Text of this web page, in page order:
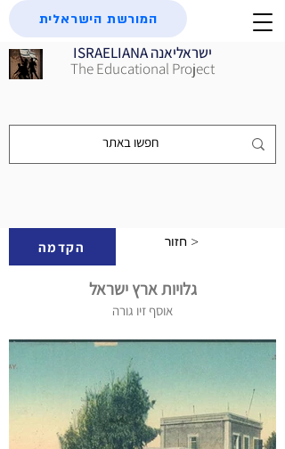
ISRAELIANA ישראליאנה
The Educational Project
המורשת הישראלית
הקדמה חזור >
גלויות ארץ ישראל
אוסף זיו גורה